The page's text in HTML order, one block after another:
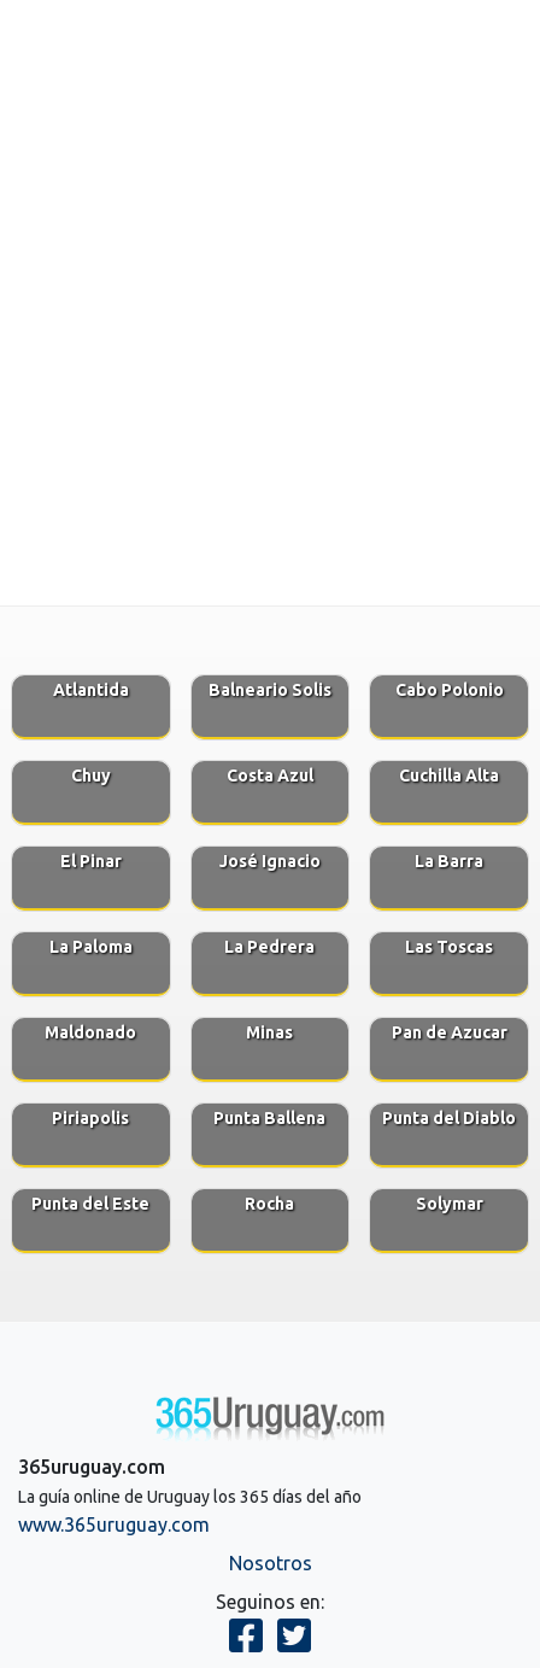
Atlantida Balneario Solis Cabo Polonio
Chuy Costa Azul Cuchilla Alta
El Pinar José Ignacio La Barra
La Paloma La Pedrera Las Toscas
Maldonado Minas Pan de Azucar
Piriapolis Punta Ballena Punta del Diablo
Punta del Este Rocha Solymar
365uruguay.com
La guía online de Uruguay los 365 días del año
www.365uruguay.com
Nosotros
Seguinos en: